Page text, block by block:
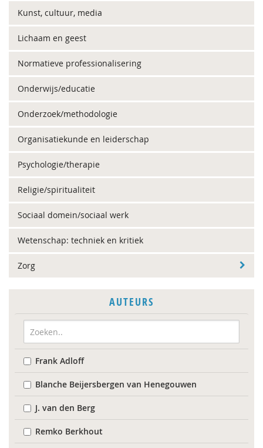
Kunst, cultuur, media
Lichaam en geest
Normatieve professionalisering
Onderwijs/educatie
Onderzoek/methodologie
Organisatiekunde en leiderschap
Psychologie/therapie
Religie/spiritualiteit
Sociaal domein/sociaal werk
Wetenschap: techniek en kritiek
Zorg
AUTEURS
Frank Adloff
Blanche Beijersbergen van Henegouwen
J. van den Berg
Remko Berkhout